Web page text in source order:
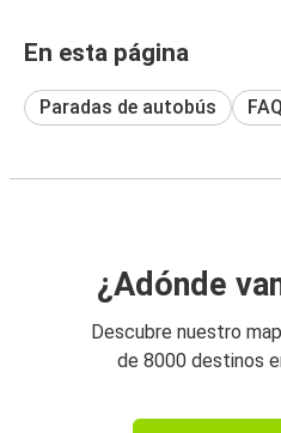
En esta página
Paradas de autobús FAQ
¿Adónde
Descubre nuestro
de 8000 destinos